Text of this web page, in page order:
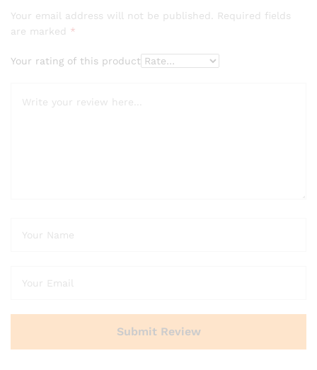
Your email address will not be published.
Required fields
are marked *
Your rating of this product